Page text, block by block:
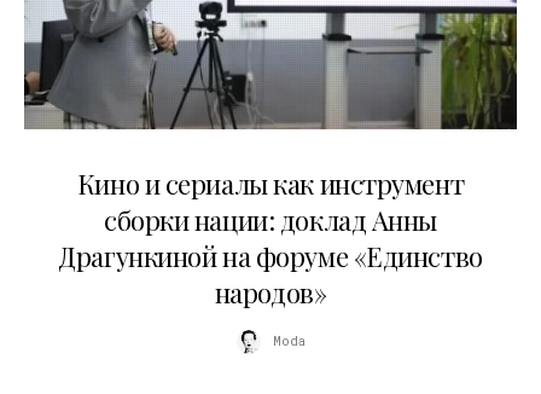
Кино и сериалы как инструмент
сборки нации: доклад Анны
Драгункиной на форуме «Единство
народов»
Moda